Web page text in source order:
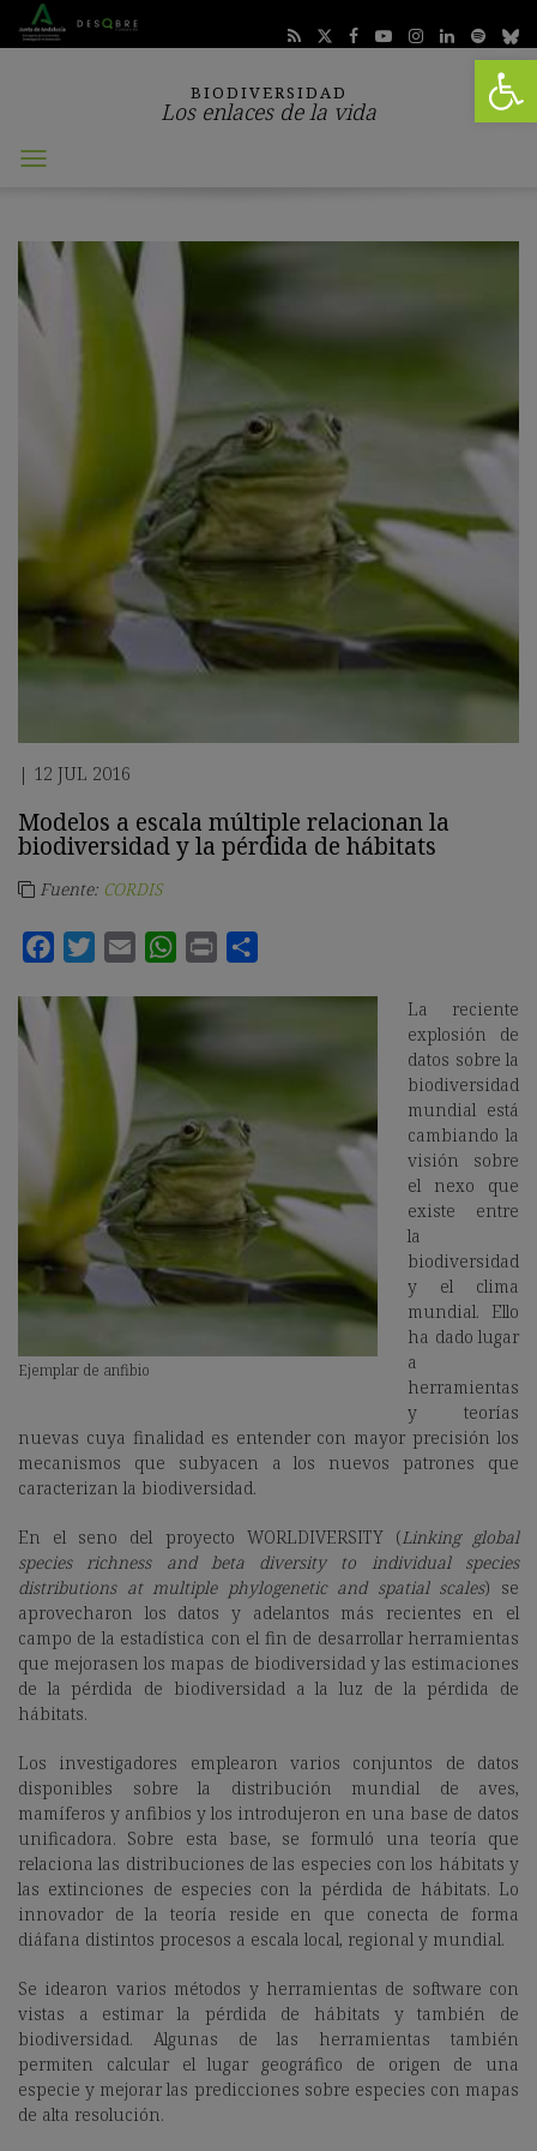
Abrir
BIODIVERSIDAD
Los enlaces de la vida
Abrir
| 12 JUL 2016
Modelos a escala múltiple relacionan la
biodiversidad y la pérdida de hábitats
Fuente: CORDIS
Ejemplar de anfibio
La reciente
explosión de
datos sobre la
biodiversidad
mundial está
cambiando la
visión sobre
el nexo que
existe entre
la
biodiversidad
y el clima
mundial. Ello
ha dado lugar
a
herramientas
y teorías
nuevas cuya finalidad es entender con mayor precisión los
mecanismos que subyacen a los nuevos patrones que
caracterizan la biodiversidad.
En el seno del proyecto WORLDIVERSITY (Linking global
species richness and beta diversity to individual species
distributions at multiple phylogenetic and spatial scales) se
aprovecharon los datos y adelantos más recientes en el
campo de la estadística con el fin de desarrollar herramientas
que mejorasen los mapas de biodiversidad y las estimaciones
de la pérdida de biodiversidad a la luz de la pérdida de
hábitats.
Los investigadores emplearon varios conjuntos de datos
disponibles sobre la distribución mundial de aves,
mamíferos y anfibios y los introdujeron en una base de datos
unificadora. Sobre esta base, se formuló una teoría que
relaciona las distribuciones de las especies con los hábitats y
las extinciones de especies con la pérdida de hábitats. Lo
innovador de la teoría reside en que conecta de forma
diáfana distintos procesos a escala local, regional y mundial.
Se idearon varios métodos y herramientas de software con
vistas a estimar la pérdida de hábitats y también de
biodiversidad. Algunas de las herramientas también
permiten calcular el lugar geográfico de origen de una
especie y mejorar las predicciones sobre especies con mapas
de alta resolución.